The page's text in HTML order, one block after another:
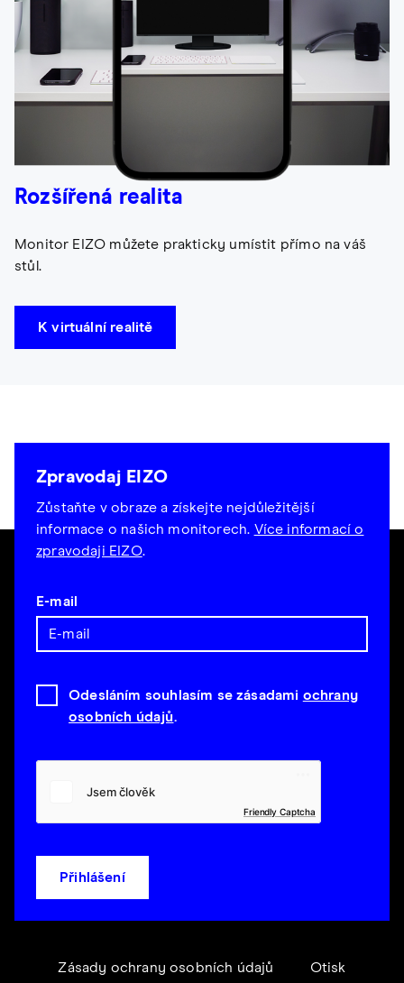
Rozšířená realita
Monitor EIZO můžete prakticky umístit přímo na váš
stůl.
K virtuální realitě
Zpravodaj EIZO
Zůstaňte v obraze a získejte nejdůležitější
informace o našich monitorech. Více informací o
zpravodaji EIZO.
E-mail
Odesláním souhlasím se zásadami ochrany
osobních údajů.
Friendly Captcha
Přihlášení
Zásady ochrany osobních údajů Otisk